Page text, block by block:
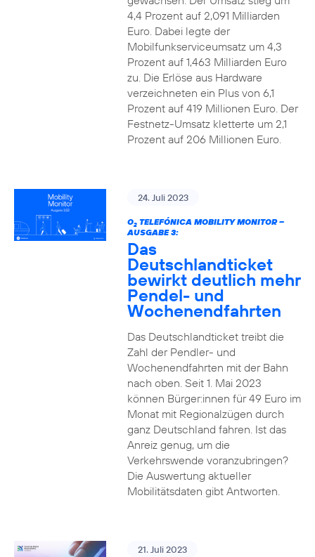
4,4 Prozent auf 2,091 Milliarden
Euro. Dabei legte der
Mobilfunkserviceumsatz um 4,3
Prozent auf 1,463 Milliarden Euro
zu. Die Erlöse aus Hardware
verzeichneten ein Plus von 6,1
Prozent auf 419 Millionen Euro. Der
Festnetz-Umsatz kletterte um 2,1
Prozent auf 206 Millionen Euro.
24. Juli 2023
O2TELEFÓNICA MOBILITY MONITOR –
AUSGABE 3:
Das
Deutschlandticket
bewirkt deutlich mehr
Pendel- und
Wochenendfahrten
Das Deutschlandticket treibt die
Zahl der Pendler- und
Wochenendfahrten mit der Bahn
nach oben. Seit 1. Mai 2023
können Bürger:innen für 49 Euro im
Monat mit Regionalzügen durch
ganz Deutschland fahren. Ist das
Anreiz genug, um die
Verkehrswende voranzubringen?
Die Auswertung aktueller
Mobilitätsdaten gibt Antworten.
21. Juli 2023